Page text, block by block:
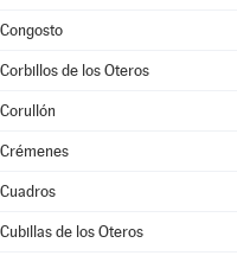
Congosto
Corbillos de los Oteros
Corullón
Crémenes
Cuadros
Cubillas de los Oteros